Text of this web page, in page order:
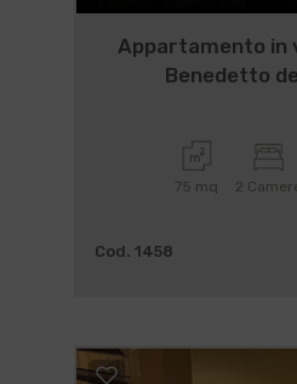
Appartamento in
Benedetto
75 mq 2
Cod. 1458